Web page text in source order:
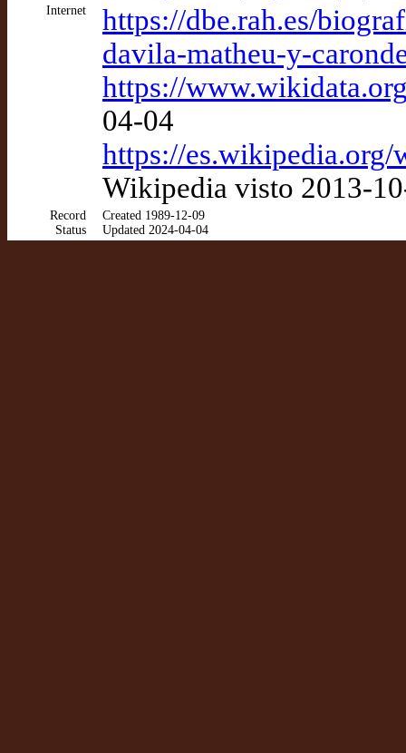
Internet
https://dbe.rah.es/
davila-matheu-y-
https://
04-04
https://
Wikipedia visto 2013-
Record
Status
Created 1989-12-09
Updated 2024-04-04